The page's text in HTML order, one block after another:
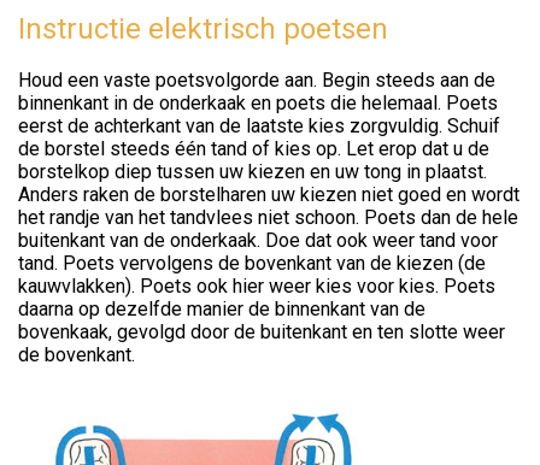
Instructie elektrisch poetsen
Houd een vaste poetsvolgorde aan. Begin steeds aan de
binnenkant in de onderkaak en poets die helemaal. Poets
eerst de achterkant van de laatste kies zorgvuldig. Schuif
de borstel steeds één tand of kies op. Let erop dat u de
borstelkop diep tussen uw kiezen en uw tong in plaatst.
Anders raken de borstelharen uw kiezen niet goed en wordt
het randje van het tandvlees niet schoon. Poets dan de hele
buitenkant van de onderkaak. Doe dat ook weer tand voor
tand. Poets vervolgens de bovenkant van de kiezen (de
kauwvlakken). Poets ook hier weer kies voor kies. Poets
daarna op dezelfde manier de binnenkant van de
bovenkaak, gevolgd door de buitenkant en ten slotte weer
de bovenkant.